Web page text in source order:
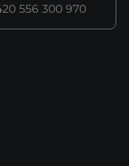
556 300 970